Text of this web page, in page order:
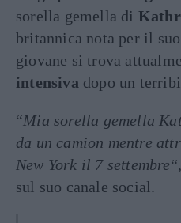
sorella gemella di
britannica nota per il
giovane si trova
intensiva dopo un
“Mia sorella gemella
da un camion mentre
New York il 7 settembre
sul suo canale social.